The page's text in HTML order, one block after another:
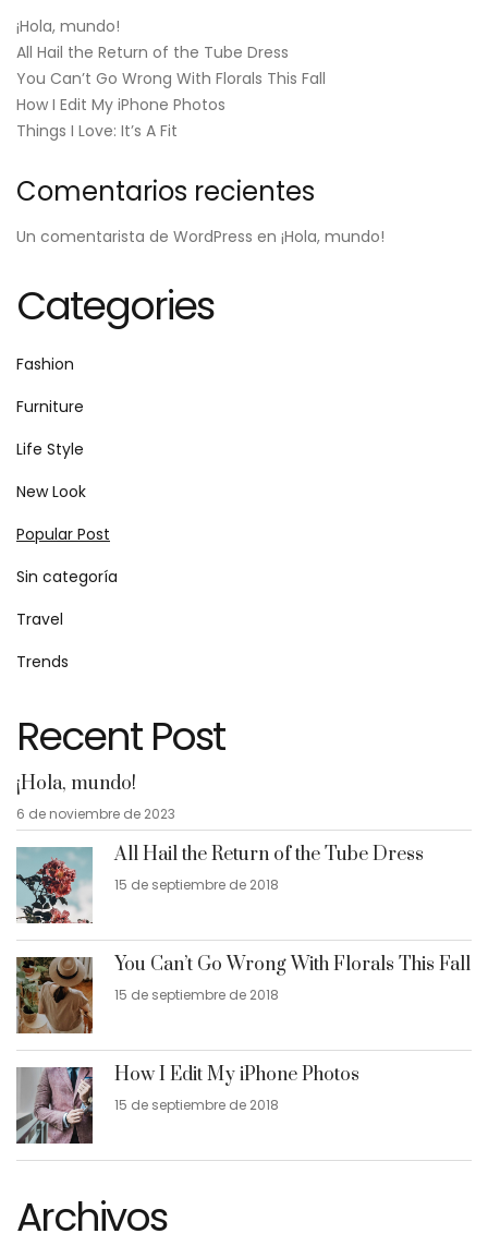
¡Hola, mundo!
All Hail the Return of the Tube Dress
You Can’t Go Wrong With Florals This Fall
How I Edit My iPhone Photos
Things I Love: It’s A Fit
Comentarios recientes
Un comentarista de WordPress en ¡Hola, mundo!
Categories
Fashion
Furniture
Life Style
New Look
Popular Post
Sin categoría
Travel
Trends
Recent Post
¡Hola, mundo!
6 de noviembre de 2023
All Hail the Return of the Tube Dress
15 de septiembre de 2018
You Can’t Go Wrong With Florals This Fall
15 de septiembre de 2018
How I Edit My iPhone Photos
15 de septiembre de 2018
Archivos